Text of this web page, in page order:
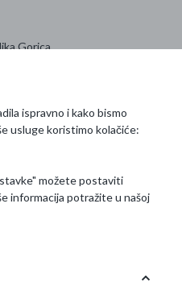
Gorica
nasispravno i kako bismo
usluge koristimo kolačiće:
možete postaviti
informacija potražite u našoj